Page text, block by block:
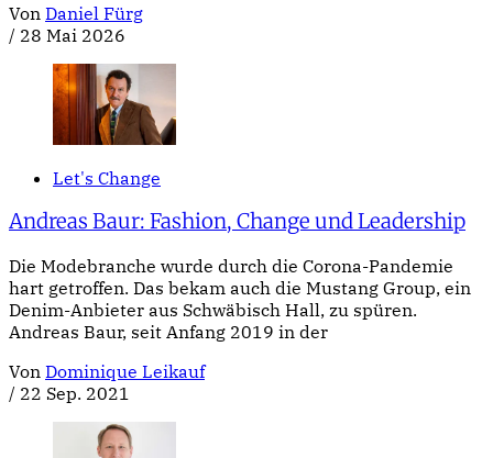
Von Daniel Fürg
/ 28 Mai 2026
Let's Change
Andreas Baur: Fashion, Change und Leadership
Die Modebranche wurde durch die Corona-Pandemie
hart getroffen. Das bekam auch die Mustang Group, ein
Denim-Anbieter aus Schwäbisch Hall, zu spüren.
Andreas Baur, seit Anfang 2019 in der
Von Dominique Leikauf
/ 22 Sep. 2021